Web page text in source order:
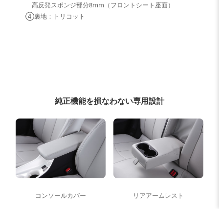
高反発スポンジ部分8mm（フロントシート座面）
④裏地：トリコット
純正機能を損なわない専用設計
コンソールカバー リアアームレスト